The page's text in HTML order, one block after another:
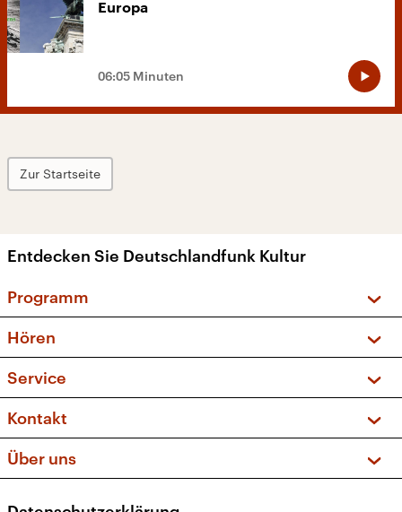
Europa
06:05 Minuten
Zur Startseite
Entdecken Sie Deutschlandfunk Kultur
Programm
Sendungen und Podcasts
Musikliste
Kakadu – Das Kinderprogramm
Hören
Frequenzen (UKW + DAB+)
Service
FAQ
Apps
Newsletter
Kontakt
Social Media
Über uns